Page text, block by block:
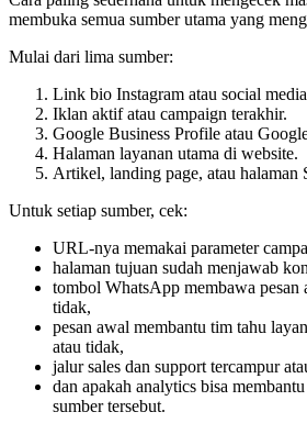
membuka semua sumber utama yang
Mulai dari lima sumber:
Link bio Instagram atau social
Iklan aktif atau campaign terakhir.
Google Business Profile atau
Halaman layanan utama di website.
Artikel, landing page, atau
Untuk setiap sumber, cek:
URL-nya memakai parameter
halaman tujuan sudah menjawab
tombol WhatsApp membawa pesan
tidak,
pesan awal membantu tim tahu
atau tidak,
jalur sales dan support tercampur
dan apakah analytics bisa
sumber tersebut.